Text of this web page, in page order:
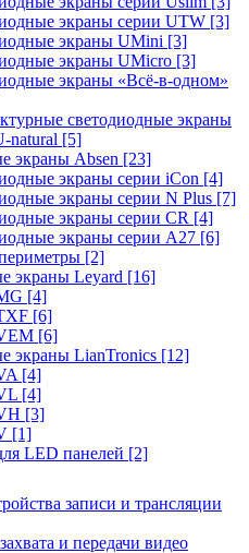
экраны серии UTW [3]
экраны UMini [3]
экраны UMicro [3]
экраны «Всё-в-одном»
светодиодные экраны
natural [5]
экраны Absen [23]
экраны серии iCon [4]
экраны серии N Plus [7]
экраны серии CR [4]
экраны серии А27 [6]
[2]
экраны Leyard [16]
[4]
[6]
[6]
экраны LianTronics [12]
[4]
[4]
[3]
[1]
LED панелей [2]
записи и трансляции
и передачи видео